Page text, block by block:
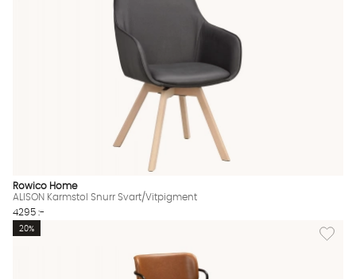
Rowico Home
ALISON Karmstol Snurr Svart/Vitpigment
4295 :-
Lägg
20%